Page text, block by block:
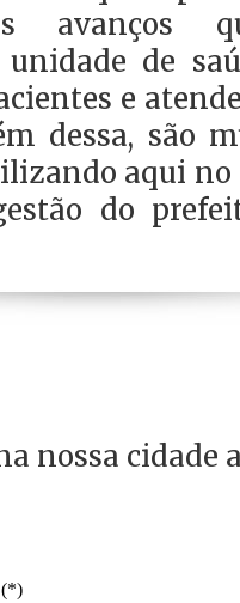
avanços
de
e
dessa, são
aqui
do
nossa cidade
(*)